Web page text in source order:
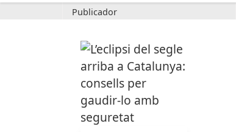
Publicador